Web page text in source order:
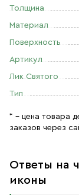
Толщина
Материал
Поверхность
Артикул
Лик Святого
Тип
* – цена товара
заказов через
Ответы на
иконы